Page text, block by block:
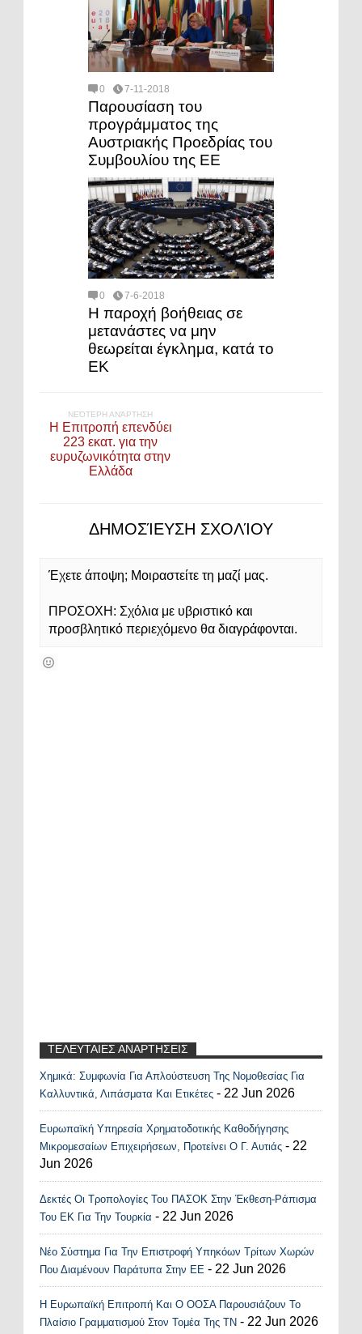
0 7-11-2018
Παρουσίαση του
προγράμματος της
Αυστριακής Προεδρίας του
Συμβουλίου της ΕΕ
0 7-6-2018
Η παροχή βοήθειας σε
μετανάστες να μην
θεωρείται έγκλημα, κατά το
ΕΚ
ΝΕΌΤΕΡΗ ΑΝΆΡΤΗΣΗ
Η Επιτροπή επενδύει
223 εκατ. για την
ευρυζωνικότητα στην
Ελλάδα
ΔΗΜΟΣΊΕΥΣΗ ΣΧΟΛΊΟΥ
Έχετε άποψη; Μοιραστείτε τη μαζί μας.
ΠΡΟΣΟΧΗ: Σχόλια με υβριστικό και
προσβλητικό περιεχόμενο θα διαγράφονται.
ΤΕΛΕΥΤΑΙΕΣ ΑΝΑΡΤΗΣΕΙΣ
Recent Posts Widget
Χημικά: Συμφωνία Για Απλούστευση Της Νομοθεσίας Για
Καλλυντικά, Λιπάσματα Και Ετικέτες - 22 Jun 2026
Ευρωπαϊκή Υπηρεσία Χρηματοδοτικής Καθοδήγησης
Μικρομεσαίων Επιχειρήσεων, Προτείνει Ο Γ. Αυτιάς - 22
Jun 2026
Δεκτές Οι Τροπολογίες Του ΠΑΣΟΚ Στην Έκθεση-Ράπισμα
Του ΕΚ Για Την Τουρκία - 22 Jun 2026
Νέο Σύστημα Για Την Επιστροφή Υπηκόων Τρίτων Χωρών
Που Διαμένουν Παράτυπα Στην ΕΕ - 22 Jun 2026
Η Ευρωπαϊκή Επιτροπή Και Ο ΟΟΣΑ Παρουσιάζουν Το
Πλαίσιο Γραμματισμού Στον Τομέα Της ΤΝ - 22 Jun 2026